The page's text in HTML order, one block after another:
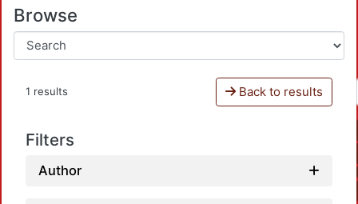
Browse
1 results Back to results
Filters
Author